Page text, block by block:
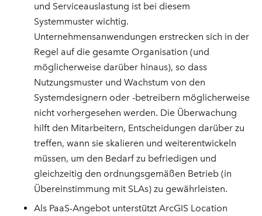
und Serviceauslastung ist bei diesem
Systemmuster wichtig.
Unternehmensanwendungen erstrecken sich in der
Regel auf die gesamte Organisation (und
möglicherweise darüber hinaus), so dass
Nutzungsmuster und Wachstum von den
Systemdesignern oder -betreibern möglicherweise
nicht vorhergesehen werden. Die Überwachung
hilft den Mitarbeitern, Entscheidungen darüber zu
treffen, wann sie skalieren und weiterentwickeln
müssen, um den Bedarf zu befriedigen und
gleichzeitig den ordnungsgemäßen Betrieb (in
Übereinstimmung mit SLAs) zu gewährleisten.
Als PaaS-Angebot unterstützt ArcGIS Location